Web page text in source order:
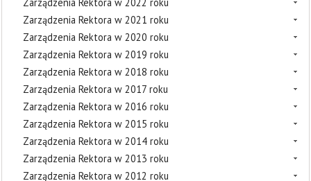
Zarządzenia Rektora w 2021 roku
Zarządzenia Rektora w 2020 roku
Zarządzenia Rektora w 2019 roku
Zarządzenia Rektora w 2018 roku
Zarządzenia Rektora w 2017 roku
Zarządzenia Rektora w 2016 roku
Zarządzenia Rektora w 2015 roku
Zarządzenia Rektora w 2014 roku
Zarządzenia Rektora w 2013 roku
Zarządzenia Rektora w 2012 roku